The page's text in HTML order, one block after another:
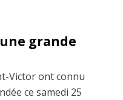
grande
Victor ont connu
ce samedi 25